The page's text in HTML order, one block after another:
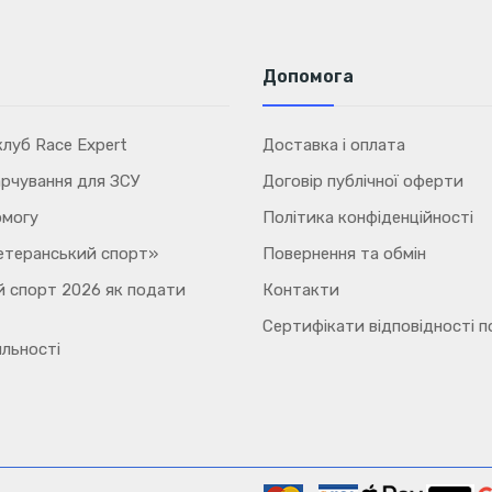
Race Expert
для ЗСУ
спорт»
спорт 2026 як подати
Допомога
Доставка і оплата
Договір публічної оферти
Політика конфіденційності
Повернення та обмін
Контакти
Сертифікати відповідності